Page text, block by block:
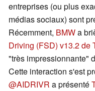
entreprises (ou plus
médias sociaux) sont
Récemment, BMWa
Driving (FSD) v13.2 de
"très impressionnante"
Cette interaction s'est
@AIDRIVR a présenté